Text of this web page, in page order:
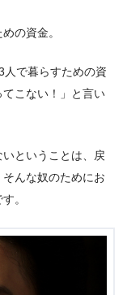
の資金。
人で暮らすための資
こない！」と言い
いということは、戻
んな奴のためにお
。